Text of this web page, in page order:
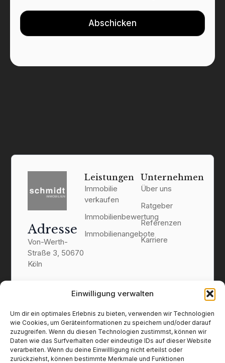
Einwilligung verwalten
Um dir ein optimales Erlebnis zu bieten, verwenden wir Technologien
wie Cookies, um Geräteinformationen zu speichern und/oder darauf
zuzugreifen. Wenn du diesen Technologien zustimmst, können wir
Daten wie das Surfverhalten oder eindeutige IDs auf dieser Website
verarbeiten. Wenn du deine Einwillligung nicht erteilst oder
zurückziehst, können bestimmte Merkmale und Funktionen
Abschicken
Adresse
Von-Werth-
Straße 3, 50670
Köln
Kontakt
info@schmidt-
immobilien.koeln
Leistungen
Immobilie
verkaufen
Immobilienbewertung
Immobilienangebote
Unternehmen
Über uns
Ratgeber
Referenzen
Karriere